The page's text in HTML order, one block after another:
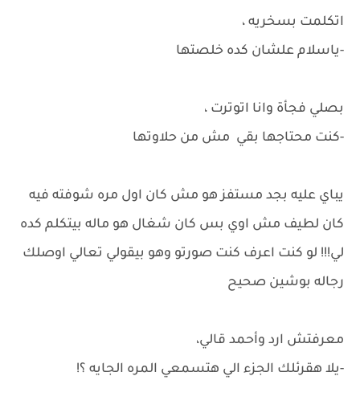
اتكلمت بسخريه ،
-ياسلام علشان كده خلصتها
بصلي فجأة وانا اتوترت ،
-كنت محتاجها بقي مش من حلاوتها
يباي عليه بجد مستفز هو مش كان اول مره شوفته فيه
كان لطيف مش اوي بس كان شغال هو ماله بيتكلم كده
لي!!! لو كنت اعرف كنت صورتو وهو بيقولي تعالي اوصلك
رجاله بوشين صحيح
معرفتش ارد وأحمد قالي،
-يلا هقرئلك الجزء الي هتسمعي المره الجايه ؟!